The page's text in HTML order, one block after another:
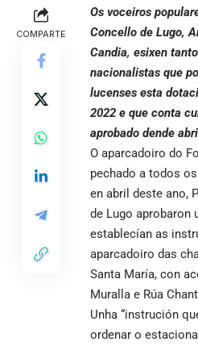
COMPARTE
Os voceiros
Concello de Lugo,
Candia, esixen
nacionalistas que
lucenses esta
2022 e que conta
aprobado dende
O aparcadoiro do
pechado a todos
en abril deste ano,
de Lugo aprobaron
establecían as
aparcadoiro das
Santa María, con
Muralla e Rúa
Unha “instrución
ordenar o